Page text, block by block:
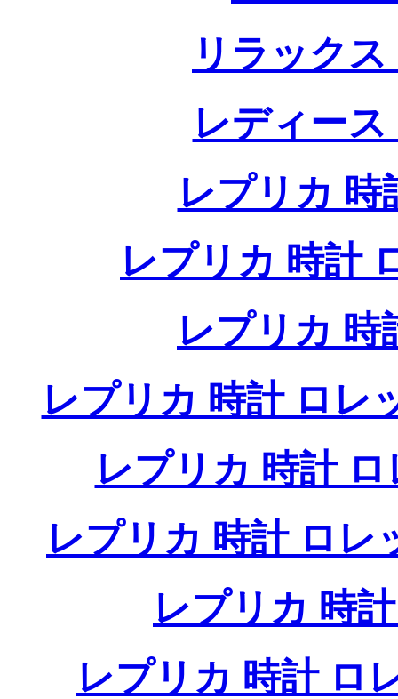
リラック
レディー
レプリカ 時
レプリカ 時計
レプリカ 時
レプリカ 時計 ロレ
レプリカ 時計
レプリカ 時計 ロレ
レプリカ 時
レプリカ 時計 ロ